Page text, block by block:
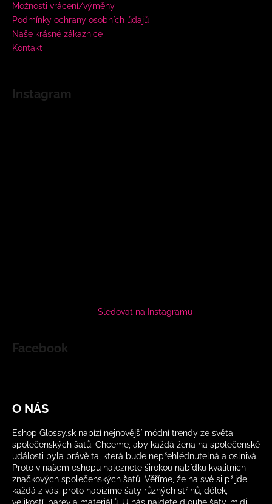
Možnosti vrácení/výměny
Podmínky ochrany osobních údajů
Naše krásné zákaznice
Kontakt
Instagram
Sledovat na Instagramu
Facebook
O NÁS
Eshop Glossy.sk nabízí nejnovější módní trendy ze světa
společenských šatů. Chceme, aby každá žena na společenské
události byla právě ta, která bude nepřehlédnutelná a oslnivá.
Proto v našem eshopu naleznete širokou nabídku kvalitních
značkových společenských šatů. Věříme, že na své si přijde
každá z vás, proto nabízíme šaty různých střihů, délek,
velikostí, barev a materiálů. U nás najdete dlouhé šaty, midi